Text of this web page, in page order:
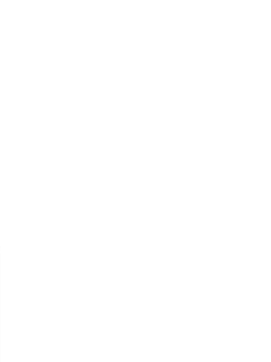
oder Zugriff auf Informationen auf einem Endgerät
reduzierter Daten zur Auswahl von Werbeanzeigen